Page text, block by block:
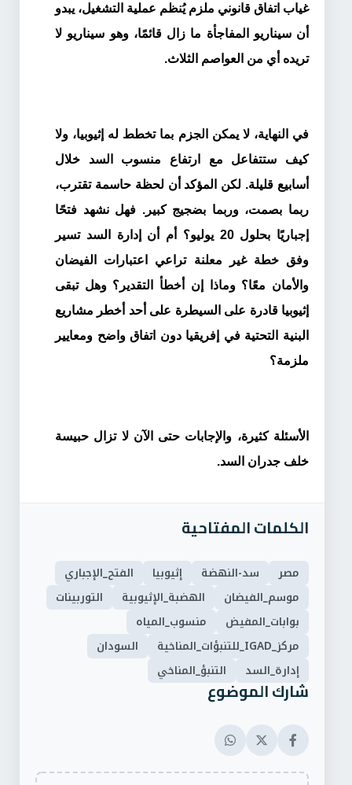
غياب اتفاق قانوني ملزم يُنظم عملية التشغيل، يبدو
أن سيناريو المفاجأة ما زال قائمًا، وهو سيناريو لا
تريده أي من العواصم الثلاث.
في النهاية، لا يمكن الجزم بما تخطط له إثيوبيا، ولا
كيف ستتفاعل مع ارتفاع منسوب السد خلال
أسابيع قليلة. لكن المؤكد أن لحظة حاسمة تقترب،
ربما بصمت، وربما بضجيج كبير. فهل نشهد فتحًا
إجباريًا بحلول 20 يوليو؟ أم أن إدارة السد تسير
وفق خطة غير معلنة تراعي اعتبارات الفيضان
والأمان معًا؟ وماذا إن أخطأ التقدير؟ وهل تبقى
إثيوبيا قادرة على السيطرة على أحد أخطر مشاريع
البنية التحتية في إفريقيا دون اتفاق واضح ومعايير
ملزمة؟
الأسئلة كثيرة، والإجابات حتى الآن لا تزال حبيسة
خلف جدران السد.
الكلمات المفتاحية
مصر سد-النهضة إثيوبيا
الفتح_الإجباري
موسم_الفيضان
الهضبة_الإثيوبية
التوربينات
بوابات_المفيض
منسوب_المياه
مركز_IGAD_للتنبؤات_المناخية
السودان
إدارة_السد
التنبؤ_المناخي
شارك الموضوع